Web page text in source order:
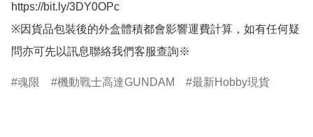
https://bit.ly/3DY0OPc
※因貨品包裝後的外盒體積都會影響運費計算，如有任何疑
問亦可先以訊息聯絡我們客服查詢※
魂限 機動戰士高達GUNDAM 最新Hobby現貨